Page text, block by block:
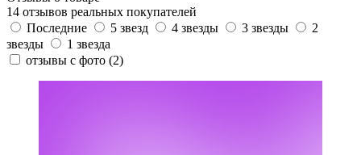
14 отзывов реальных покупателей
Последние
5 звезд 4 звезды 3 звезды
2
звезды
1 звезда
отзывы с фото (2)